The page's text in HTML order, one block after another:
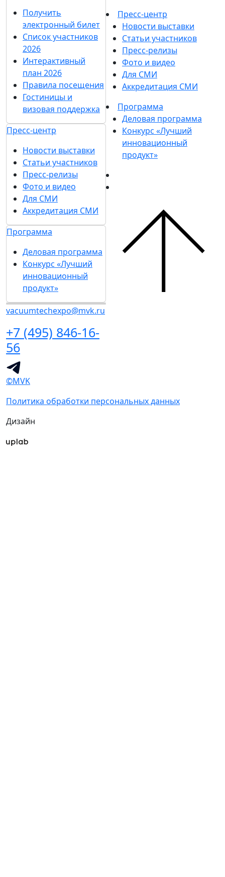
Получить
электронный билет
Список участников
2026
Интерактивный
план 2026
Правила посещения
Гостиницы и
визовая поддержка
Пресс-центр
Новости выставки
Статьи участников
Пресс-релизы
Фото и видео
Для СМИ
Аккредитация СМИ
Программа
Деловая программа
Конкурс «Лучший
инновационный
продукт»
vacuumtechexpo@mvk.ru
+7 (495) 846-16-
56
Пресс-центр
Новости выставки
Статьи участников
Пресс-релизы
Фото и видео
Для СМИ
Аккредитация СМИ
Программа
Деловая программа
Конкурс «Лучший
инновационный
продукт»
©MVK
Политика обработки персональных данных
Дизайн